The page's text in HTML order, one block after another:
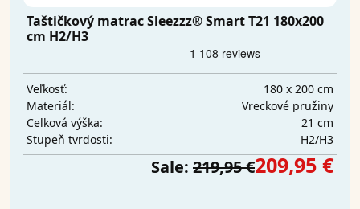
Taštičkový matrac Sleezzz® Smart T21 180x200
cm H2/H3
Veľkosť:
180 x 200 cm
Materiál:
Vreckové pružiny
Celková výška:
21 cm
Stupeň tvrdosti:
H2/H3
Sale: 219,95 €209,95 €